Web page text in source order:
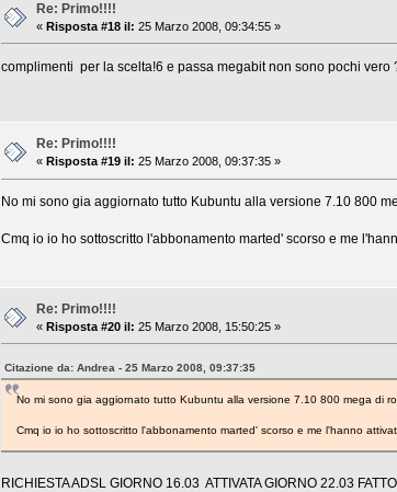
Re: Primo!!!!
«Risposta #18 il: 25 Marzo 2008, 09:34:55 »
complimenti per la scelta!6 e passa megabit non sono pochi vero
Re: Primo!!!!
« Risposta #19 il: 25 Marzo 2008, 09:37:35 »
No mi sono gia aggiornato tutto Kubuntu alla versione 7.10 800
Cmq io io ho sottoscritto l'abbonamento marted' scorso e me
Re: Primo!!!!
«Risposta #20 il: 25 Marzo 2008, 15:50:25 »
Citazione da: Andrea - 25 Marzo 2008, 09:37:35
No mi sono gia aggiornato tutto Kubuntu alla versione 7.10 800 mega di
Cmq io io ho sottoscritto l'abbonamento marted' scorso e me l'hanno
RICHIESTA ADSL GIORNO 16.03 ATTIVATA GIORNO 22.03